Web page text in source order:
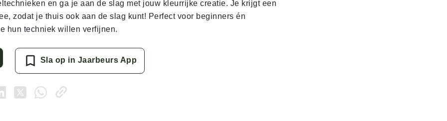
en ga je aan de slag met jouw kleurrijke creatie. Je krijgt een
zodat je thuis ook aan de slag kunt! Perfect voor beginners én
hun techniek willen verfijnen.
Sla op in Jaarbeurs App